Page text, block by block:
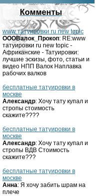
Комменты
www татуировки ru new topic
OOOВалок_Прокоп: RE:www
татуировки ru new topic -
Африканские - Татуировки:
лучшие эскизы, фото, статьи и
видео НПП Валок Наплавка
рабочих валков
бесплатные татуировки в
москве
Александр: Хочу тату купал и
стропы стоимость
скажите????
бесплатные татуировки в
москве
Александр: Хочу тату купал и
стропы ВДВ Стоимость
скажите???
бесплатные татуировки в
москве
Анна: Я хочу забить шрам на
плече